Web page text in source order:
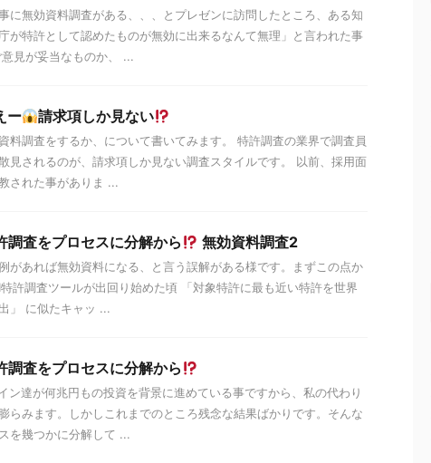
に無効資料調査がある、、、とプレゼンに訪問したところ、ある知
が特許として認めたものが無効に出来るなんて無理」と言われた事
見が妥当なものか、 ...
ー 請求項しか見ない
料調査をするか、について書いてみます。 特許調査の業界で調査員
見されるのが、請求項しか見ない調査スタイルです。 以前、採用面
された事がありま ...
調査をプロセスに分解から 無効資料調査2
があれば無効資料になる、と言う誤解がある様です。まずこの点か
許調査ツールが出回り始めた頃 「対象特許に最も近い特許を世界
」 に似たキャッ ...
調査をプロセスに分解から
ン達が何兆円もの投資を背景に進めている事ですから、私の代わり
らみます。しかしこれまでのところ残念な結果ばかりです。そんな
を幾つかに分解して ...